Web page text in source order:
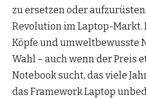
zu ersetzen oder
Revolution im Laptop-Markt.
Köpfe und umweltbewusste
Wahl – auch wenn der Preis
Notebook sucht, das viele
das Framework Laptop